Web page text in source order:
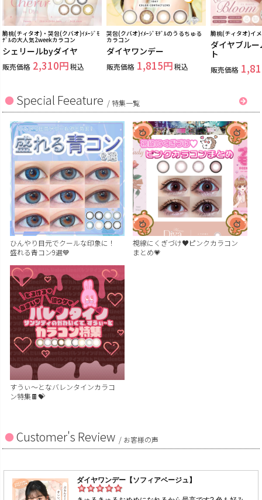
脆桃(チィタオ)・哭包(クバオ)ｲﾒｰｼﾞﾓ
ﾃﾞﾙの大人気2weekカラコン
シェリールbyダイヤ
販売価格 2,310 税込
哭包(クバオ)ｲﾒｰｼﾞﾓﾃﾞﾙのうるちゅる
カラコン
ダイヤワンデー
販売価格 1,815 税込
脆桃(チィタオ)イ
ダイヤブル
ト
販売価格
Special Feeature /特集一覧
ひんやり目元でクールな印象に！
盛れる青コン9選💙
視線にくぎづけ♥ピンクカラコン
まとめ💗
すうぃ～となバレンタインカラコ
ン特集🍫💝
Customer's Review / お客様の声